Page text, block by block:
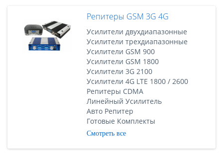
Репитеры GSM 3G 4G
Усилители двухдиапазонные
Усилители трехдиапазонные
Усилители GSM 900
Усилители GSM 1800
Усилители 3G 2100
Усилители 4G LTE 1800 / 2600
Репитеры CDMA
Линейный Усилитель
Авто Репитер
Готовые Комплекты
Смотреть все